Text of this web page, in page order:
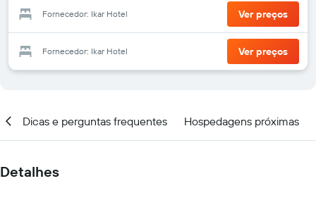
Fornecedor: Ikar Hotel Ver preços
Fornecedor: Ikar Hotel Ver preços
Dicas e perguntas frequentes Hospedagens próximas
Detalhes